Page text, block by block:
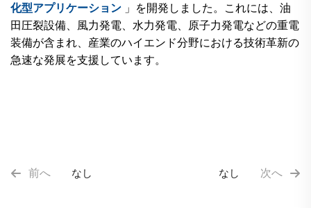
化型アプリケーション 」を開発しました。これには、油
田圧裂設備、風力発電、水力発電、原子力発電などの重電
装備が含まれ、産業のハイエンド分野における技術革新の
急速な発展を支援しています。
前へ なし 次へ
なし